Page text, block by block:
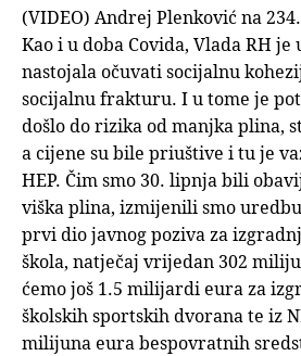
(VIDEO) Andrej Plenković na
Kao i u doba Covida, Vlada RH
nastojala očuvati socijalnu
socijalnu frakturu. I u tome je
došlo do rizika od manjka plina,
a cijene su bile priuštive i tu je
HEP. Čim smo 30. lipnja bili
viška plina, izmijenili smo
prvi dio javnog poziva za
škola, natječaj vrijedan 302
ćemo još 1.5 milijardi eura za
školskih sportskih dvorana te iz
milijuna eura bespovratnih